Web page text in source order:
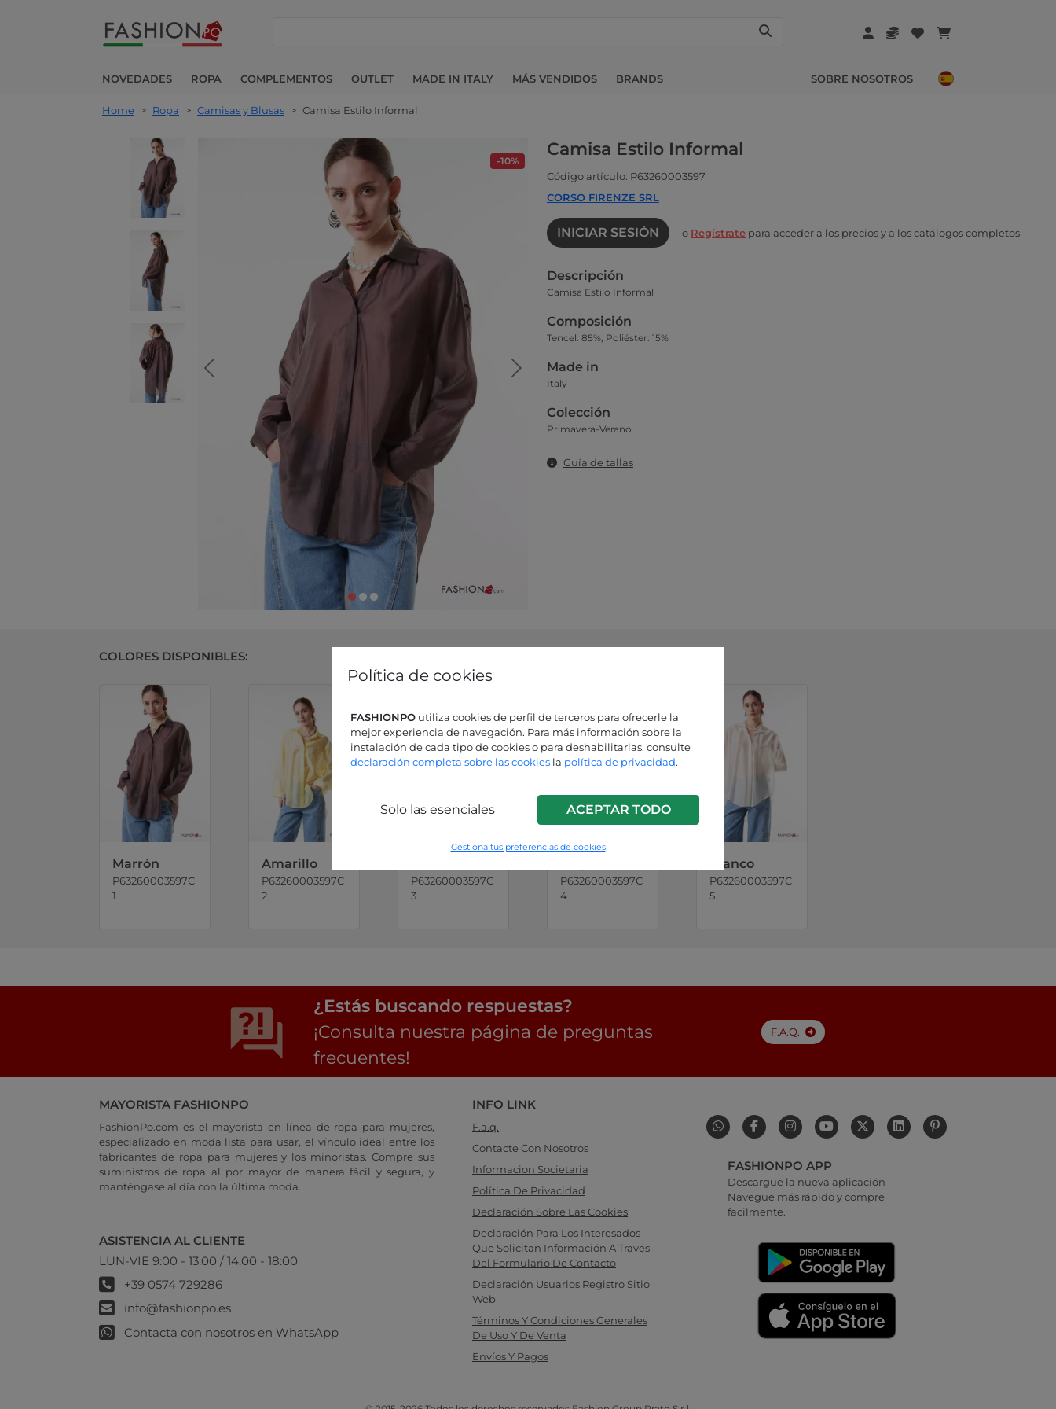
Política de cookies
FASHIONPO utiliza cookies de perfil de terceros para ofrecerle la
mejor experiencia de navegación. Para más información sobre la
instalación de cada tipo de cookies o para deshabilitarlas, consulte
declaración completa sobre las cookies la política de privacidad.
Solo las esenciales ACEPTAR TODO
Gestiona tus preferencias de cookies
NOVEDADES ROPA COMPLEMENTOS OUTLET MADE IN ITALY MÁS VENDIDOS BRANDS SOBRE NOSOTROS
Home > Ropa > Camisas y Blusas > Camisa Estilo Informal
-10%
Camisa Estilo Informal
Código artículo: P63260003597
CORSO FIRENZE SRL
INICIAR SESIÓN o Regístrate para acceder a los precios y a los catálogos completos
Descripción
Camisa Estilo Informal
Composición
Tencel: 85%, Poliéster: 15%
Made in
Italy
Colección
Primavera-Verano
Guía de tallas
COLORES DISPONIBLES:
Marrón
P63260003597C
1
Amarillo
P63260003597C
2
P63260003597C
3
P63260003597C
4
Blanco
P63260003597C
5
¿Estás buscando respuestas?
¡Consulta nuestra página de preguntas
frecuentes!
F.A.Q.
MAYORISTA FASHIONPO
FashionPo.com es el mayorista en línea de ropa para mujeres,
especializado en moda lista para usar, el vínculo ideal entre los
fabricantes de ropa para mujeres y los minoristas. Compre sus
suministros de ropa al por mayor de manera fácil y segura, y
manténgase al día con la última moda.
ASISTENCIA AL CLIENTE
LUN-VIE 9:00 - 13:00 / 14:00 - 18:00
+39 0574 729286
info@fashionpo.es
Contacta con nosotros en WhatsApp
INFO LINK
F.a.q.
Contacte Con Nosotros
Informacion Societaria
Política De Privacidad
Declaración Sobre Las Cookies
Declaración Para Los Interesados
Que Solicitan Información A Través
Del Formulario De Contacto
Declaración Usuarios Registro Sitio
Web
Términos Y Condiciones Generales
De Uso Y De Venta
Envíos Y Pagos
FASHIONPO APP
Descargue la nueva aplicación
Navegue más rápido y compre
facilmente.